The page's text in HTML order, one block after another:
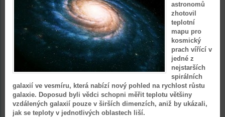
astronomů
zhotovil
teplotní
mapu pro
kosmický
prach vířící v
jedné z
nejstarších
spirálních
galaxií ve vesmíru, která nabízí nový pohled na rychlost růstu
galaxie. Doposud byli vědci schopni měřit teplotu většiny
vzdálených galaxií pouze v širších dimenzích, aniž by ukázali,
jak se teploty v jednotlivých oblastech liší.